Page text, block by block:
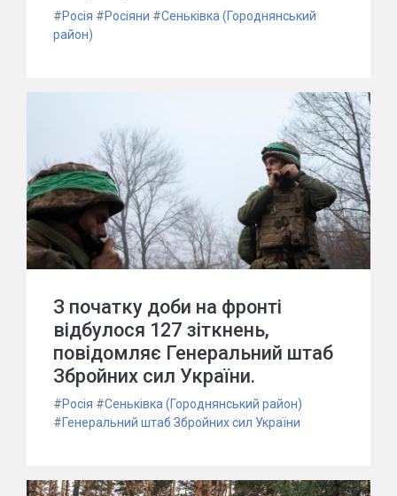
#Росія #Росіяни #Сеньківка (Городнянський
район)
З початку доби на фронті
відбулося 127 зіткнень,
повідомляє Генеральний штаб
Збройних сил України.
#Росія #Сеньківка (Городнянський район)
#Генеральний штаб Збройних сил України